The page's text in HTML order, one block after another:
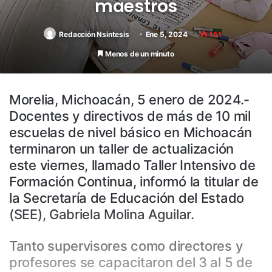
maestros
Redacción Nsintesis Ene 5, 2024 151
Menos de un minuto
Morelia, Michoacán, 5 enero de 2024.-
Docentes y directivos de más de 10 mil
escuelas de nivel básico en Michoacán
terminaron un taller de actualización
este viernes, llamado Taller Intensivo de
Formación Continua, informó la titular de
la Secretaría de Educación del Estado
(SEE), Gabriela Molina Aguilar.
Tanto supervisores como directores y
profesores se capacitaron del 3 al 5 de